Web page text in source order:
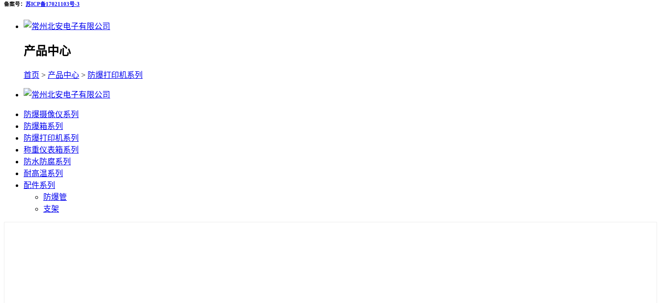
备案号： 苏ICP备17021103号-3
产品中心
首页 > 产品中心 > 防爆打印机系列
防爆摄像仪系列
防爆箱系列
防爆打印机系列
称重仪表箱系列
防水防腐系列
耐高温系列
配件系列
防爆管
支架